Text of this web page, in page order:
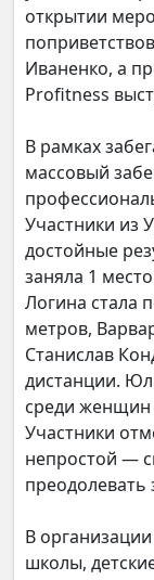
открытии
Иваненко, а
Profitness
В рамках
массовый
Участники из
достойные
заняла 1
Логина стала
метров,
Станислав
дистанции.
среди женщин
Участники
непростой —
В
школы,